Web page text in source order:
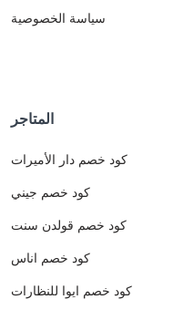
سياسة الخصوصية
المتاجر
كود خصم دار الأميرات
كود خصم جيني
كود خصم قولدن سنت
كود خصم اناس
كود خصم ايوا للنظارات